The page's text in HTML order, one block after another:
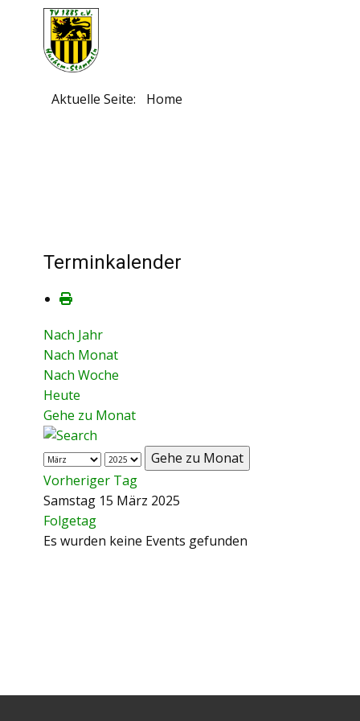
Aktuelle Seite: Home
Terminkalender
Nach Jahr
Nach Monat
Nach Woche
Heute
Gehe zu Monat
Gehe zu Monat
Vorheriger Tag
Samstag 15 März 2025
Folgetag
Es wurden keine Events gefunden